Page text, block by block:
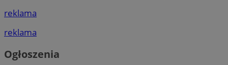
reklama
reklama
Ogłoszenia